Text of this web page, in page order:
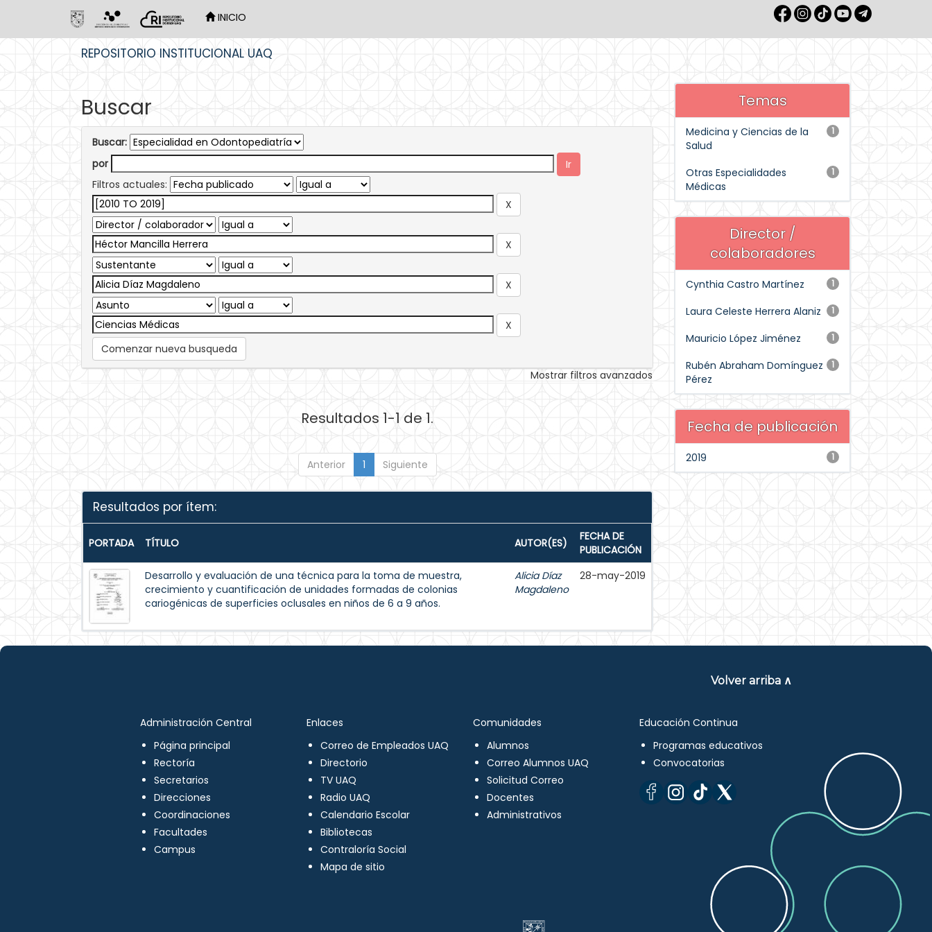
INICIO
REPOSITORIO INSTITUCIONAL UAQ
Buscar
Buscar:
por
Filtros actuales:
Comenzar nueva busqueda
Mostrar filtros avanzados
Resultados 1-1 de 1.
Anterior 1 Siguiente
Resultados por ítem:
PORTADA TÍTULO AUTOR(ES)
FECHA DE
PUBLICACIÓN
Desarrollo y evaluación de una técnica para la toma de muestra,
crecimiento y cuantificación de unidades formadas de colonias
cariogénicas de superficies oclusales en niños de 6 a 9 años.
Alicia Díaz
Magdaleno
28-may-2019
Temas
1
Medicina y Ciencias de la
Salud
1
Otras Especialidades
Médicas
Director /
colaboradores
1
Cynthia Castro Martínez
1
Laura Celeste Herrera Alaniz
1
Mauricio López Jiménez
1
Rubén Abraham Domínguez
Pérez
Fecha de publicación
1
2019
Volver arriba ∧
Administración Central
Página principal
Rectoría
Secretarios
Direcciones
Coordinaciones
Facultades
Campus
Enlaces
Correo de Empleados UAQ
Directorio
TV UAQ
Radio UAQ
Calendario Escolar
Bibliotecas
Contraloría Social
Mapa de sitio
Comunidades
Alumnos
Correo Alumnos UAQ
Solicitud Correo
Docentes
Administrativos
Educación Continua
Programas educativos
Convocatorias